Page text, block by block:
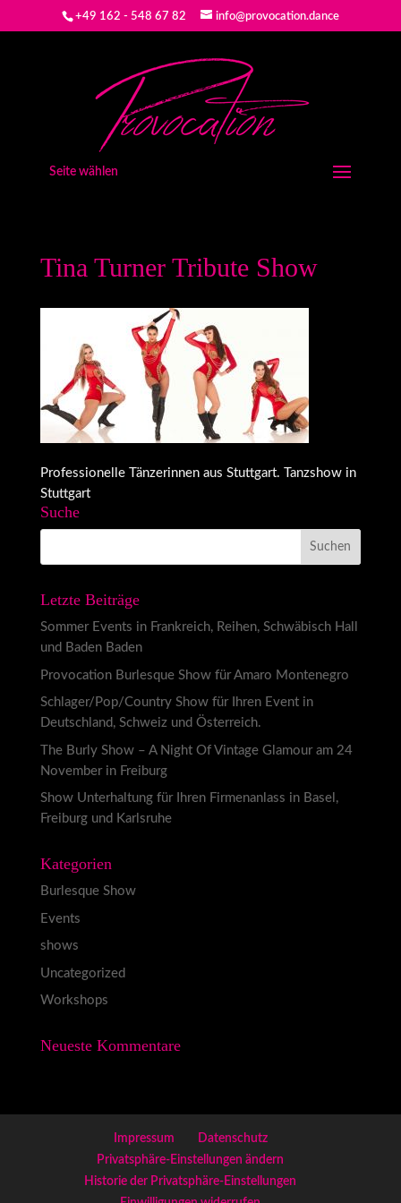
+49 162 - 548 67 82 info@provocation.dance
Seite wählen
Tina Turner Tribute Show
Professionelle Tänzerinnen aus Stuttgart. Tanzshow in
Stuttgart
Suche
Letzte Beiträge
Sommer Events in Frankreich, Reihen, Schwäbisch Hall
und Baden Baden
Provocation Burlesque Show für Amaro Montenegro
Schlager/Pop/Country Show für Ihren Event in
Deutschland, Schweiz und Österreich.
The Burly Show – A Night Of Vintage Glamour am 24
November in Freiburg
Show Unterhaltung für Ihren Firmenanlass in Basel,
Freiburg und Karlsruhe
Kategorien
Burlesque Show
Events
shows
Uncategorized
Workshops
Neueste Kommentare
Impressum
Datenschutz
Privatsphäre-Einstellungen ändern
Historie der Privatsphäre-Einstellungen